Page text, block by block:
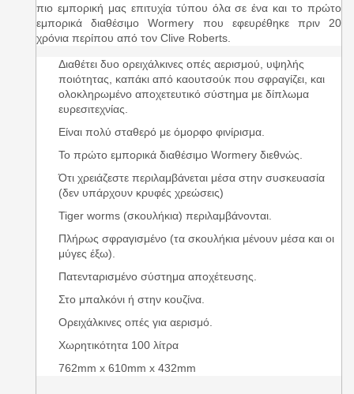
πιο εμπορική μας επιτυχία τύπου όλα σε ένα και το πρώτο
εμπορικά διαθέσιμο Wormery που εφευρέθηκε πριν 20
χρόνια περίπου από τον Clive Roberts.
Διαθέτει δυο ορειχάλκινες οπές αερισμού, υψηλής
ποιότητας, καπάκι από καουτσούκ που σφραγίζει, και
ολοκληρωμένο αποχετευτικό σύστημα με δίπλωμα
ευρεσιτεχνίας.
Είναι πολύ σταθερό με όμορφο φινίρισμα.
Το πρώτο εμπορικά διαθέσιμο Wormery διεθνώς.
Ότι χρειάζεστε περιλαμβάνεται μέσα στην συσκευασία
(δεν υπάρχουν κρυφές χρεώσεις)
Tiger worms (σκουλήκια) περιλαμβάνονται.
Πλήρως σφραγισμένο (τα σκουλήκια μένουν μέσα και οι
μύγες έξω).
Πατενταρισμένο σύστημα αποχέτευσης.
Στο μπαλκόνι ή στην κουζίνα.
Ορειχάλκινες οπές για αερισμό.
Χωρητικότητα 100 λίτρα
762mm x 610mm x 432mm